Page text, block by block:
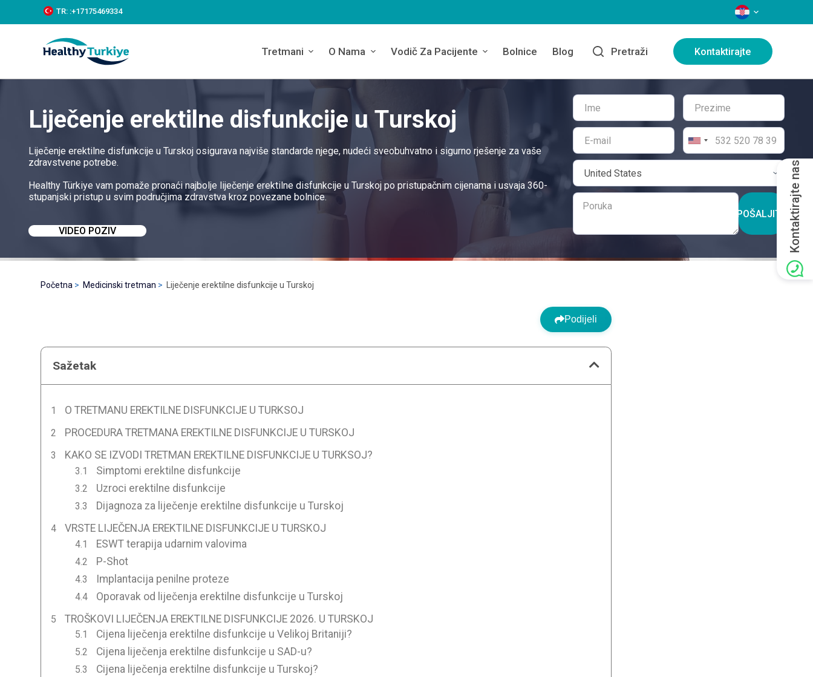
k
c
TR: :+‪17175469334‬ JEZICI
Tretmani O Nama Vodič Za Pacijente Bolnice Blog Pretraži Kontaktirajte
Liječenje erektilne disfunkcije u Turskoj
Liječenje erektilne disfunkcije u Turskoj osigurava najviše standarde njege, nudeći sveobuhvatno i sigurno rješenje za vaše
zdravstvene potrebe.
Healthy Türkiye vam pomaže pronaći najbolje liječenje erektilne disfunkcije u Turskoj po pristupačnim cijenama i usvaja 360-
stupanjski pristup u svim područjima zdravstva kroz povezane bolnice.
VIDEO POZIV
POŠALJITE
Početna Medicinski tretman Liječenje erektilne disfunkcije u Turskoj
Podijeli
Sažetak
O TRETMANU EREKTILNE DISFUNKCIJE U TURKSOJ
PROCEDURA TRETMANA EREKTILNE DISFUNKCIJE U TURSKOJ
KAKO SE IZVODI TRETMAN EREKTILNE DISFUNKCIJE U TURKSOJ?
Simptomi erektilne disfunkcije
Uzroci erektilne disfunkcije
Dijagnoza za liječenje erektilne disfunkcije u Turskoj
VRSTE LIJEČENJA EREKTILNE DISFUNKCIJE U TURSKOJ
ESWT terapija udarnim valovima
P-Shot
Implantacija penilne proteze
Oporavak od liječenja erektilne disfunkcije u Turskoj
TROŠKOVI LIJEČENJA EREKTILNE DISFUNKCIJE 2026. U TURSKOJ
Cijena liječenja erektilne disfunkcije u Velikoj Britaniji?
Cijena liječenja erektilne disfunkcije u SAD-u?
Cijena liječenja erektilne disfunkcije u Turskoj?
Kontaktirajte nas